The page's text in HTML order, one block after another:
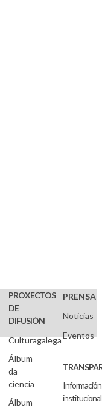
PROXECTOS
DE
DIFUSIÓN
Culturagalega
Álbum
da
ciencia
Álbum
PRENSA
Noticias
Eventos
Información
institucional